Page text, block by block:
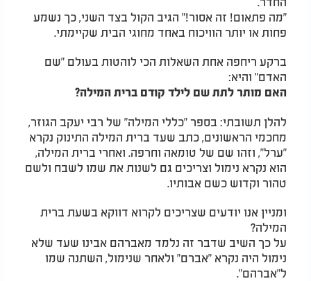
"מה פתאום! זה אסור!" הגיב הקול בצד השני, כך נשמע
פחות או יותר הוויכוח באחד מחוגי הבית שקיימתי.
ברקע ריחפה אחת השאלות הכי לוהטות בעולם "שם
האדם" והיא:
האם מותר לתת שם לילד קודם ברית המילה?
להלן תשובתי: בספר "כללי המילה" של רבי יעקב הגוזר,
מחכמי הראשונים, כתב שעד ברית המילה התינוק נקרא
"ערל", וזהו שם של טומאה וחרפה. ואחרי ברית המילה,
הוא נקרא נימול וצריכים גם לשנות את שמו לשבח ולשם
טהור וקדוש כשם אבותיו.
ומניין אנו יודעים שצריכים לקרוא דווקא בשעת ברית
המילה?
על כך השיב שדבר זה נלמד מאברהם אבינו שעד שלא
נימול היה נקרא "אברם" ולאחר שנימול, השתנה שמו
ל"אברהם".